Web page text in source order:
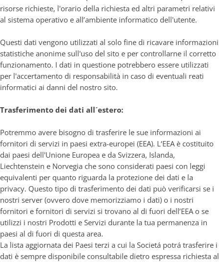
risorse richieste, l'orario della richiesta ed altri parametri relativi
al sistema operativo e all’ambiente informatico dell'utente.
Questi dati vengono utilizzati al solo fine di ricavare informazioni
statistiche anonime sull'uso del sito e per controllarne il corretto
funzionamento. I dati in questione potrebbero essere utilizzati
per l'accertamento di responsabilità in caso di eventuali reati
informatici ai danni del nostro sito.
Trasferimento dei dati all´estero:
Potremmo avere bisogno di trasferire le sue informazioni ai
fornitori di servizi in paesi extra-europei (EEA). L‘EEA è costituito
dai paesi dell'Unione Europea e da Svizzera, Islanda,
Liechtenstein e Norvegia che sono considerati paesi con leggi
equivalenti per quanto riguarda la protezione dei dati e la
privacy. Questo tipo di trasferimento dei dati può verificarsi se i
nostri server (ovvero dove memorizziamo i dati) o i nostri
fornitori e fornitori di servizi si trovano al di fuori dell’EEA o se
utilizzi i nostri Prodotti e Servizi durante la tua permanenza in
paesi al di fuori di questa area.
La lista aggiornata dei Paesi terzi a cui la Societá potrá trasferire i
dati è sempre disponibile consultabile dietro espressa richiesta al